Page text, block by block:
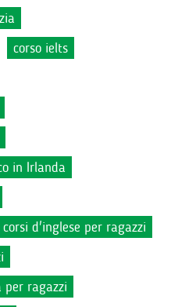
corso ielts
in Irlanda
corsi d'inglese per ragazzi
ragazzi